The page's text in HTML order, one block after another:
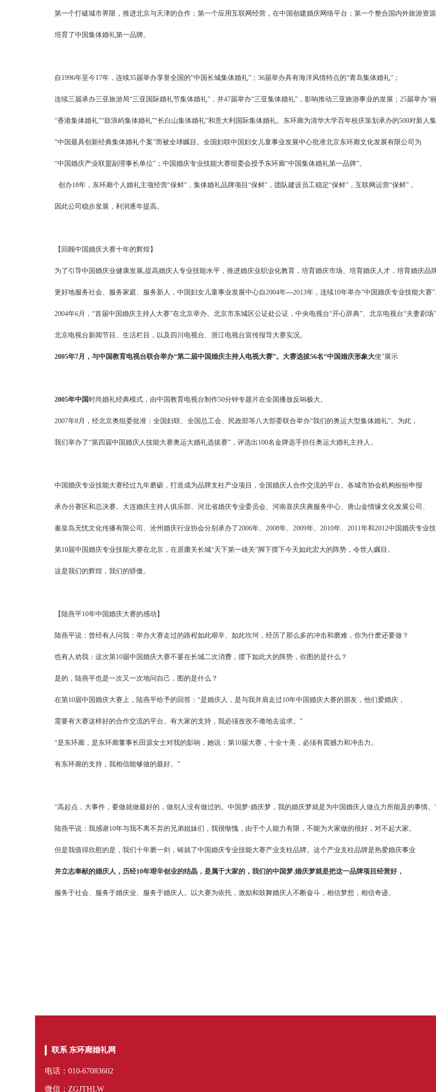
第一个打破城市界限，推进北京与天津的合作；第一个应用互联网经营，在中国创建婚庆网络平台；第一个整合国内外旅游资源
培育了中国集体婚礼第一品牌。
自 1996年至今17年，连续35届举办享誉全国的“中国长城集体婚礼”；36届举办具有海洋风情特点的“青岛集体婚礼”；
连续三届承办三亚旅游局“三亚国际婚礼节集体婚礼”，并47届举办“三亚集体婚礼”，影响推动三亚旅游事业的发展；25届举办“
“香港集体婚礼”“鼓浪屿集体婚礼”“长白山集体婚礼”和意大利国际集体婚礼。东环廊为清华大学百年校庆策划承办的500对新人
“中国最具创新经典集体婚礼个案”而被全球瞩目。全国妇联中国妇女儿童事业发展中心批准北京东环廊文化发展有限公司为
“中国婚庆产业联盟副理事长单位”；中国婚庆专业技能大赛组委会授予东环廊“中国集体婚礼第一品牌”。
创办18年，东环廊个人婚礼主项经营“保鲜”，集体婚礼品牌项目“保鲜”，团队建设员工稳定“保鲜”，互联网运营“保鲜”，
因此公司稳步发展，利润逐年提高。
【回顾中国婚庆大赛十年的辉煌】
为了引导中国婚庆业健康发展,提高婚庆人专业技能水平，推进婚庆业职业化教育，培育婚庆市场、培育婚庆人才，培育婚庆品
更好地服务社会、服务家庭、服务新人，中国妇女儿童事业发展中心自2004年—2013年，连续10年举办“中国婚庆专业技能大赛”
2004年6月，“首届中国婚庆主持人大赛”在北京举办。北京市东城区公证处公证，中央电视台“开心辞典”、北京电视台“夫妻剧场”
北京电视台新闻节目、生活栏目，以及四川电视台、浙江电视台宣传报导大赛实况。
2005年7月，与中国教育电视台联合举办“第二届中国婚庆主持人电视大赛”。大赛选拔56名“中国婚庆形象大使”展示
2005年中国 时尚婚礼经典模式，由中国教育电视台制作50分钟专题片在全国播放反响极大。
2007年8月，经北京奥组委批准：全国妇联、全国总工会、民政部等八大部委联合举办“我们的奥运大型集体婚礼”。为此，
我们举办了“第四届中国婚庆人技能大赛奥运大婚礼选拔赛”，评选出100名金牌选手担任奥运大婚礼主持人。
中国婚庆专业技能大赛经过九年磨砺，打造成为品牌支柱产业项目，全国婚庆人合作交流的平台。各城市协会机构纷纷申报
承办分赛区和总决赛。大连婚庆主持人俱乐部、河北省婚庆专业委员会、河南喜庆庆典服务中心、唐山金情缘文化发展公司、
秦皇岛无忧文化传播有限公司、沧州婚庆行业协会分别承办了2006年、2008年、2009年、2010年、2011年和2012中国婚庆专业技
第10届中国婚庆专业技能大赛在北京，在居庸关长城“天下第一雄关”脚下摆下今天如此宏大的阵势，令世人瞩目。
这是我们的辉煌，我们的骄傲。
【陆燕平10年中国婚庆大赛的感动】
陆燕平说：曾经有人问我：举办大赛走过的路程如此艰辛、如此坎坷，经历了那么多的冲击和磨难，你为什麽还要做？
也有人劝我：这次第10届中国婚庆大赛不要在长城二次消费，摆下如此大的阵势，你图的是什么？
是的，陆燕平也是一次又一次地问自己，图的是什么？
在第10届中国婚庆大赛上，陆燕平给予的回答：“是婚庆人，是与我并肩走过10年中国婚庆大赛的朋友，他们爱婚庆，
需要有大赛这样好的合作交流的平台。有大家的支持，我必须孜孜不倦地去追求。 ”
“是东环廊，是东环廊董事长田源女士对我的影响，她说：第10届大赛，十全十美，必须有震撼力和冲击力。
有东环廊的支持，我相信能够做的最好。 ”
“高起点，大事件，要做就做最好的，做别人没有做过的。中国梦·婚庆梦，我的婚庆梦就是为中国婚庆人做点力所能及的事情。
陆燕平说：我感谢10年与我不离不弃的兄弟姐妹们，我很惭愧，由于个人能力有限，不能为大家做的很好，对不起大家。
但是我值得欣慰的是，我们十年磨一剑，铸就了中国婚庆专业技能大赛产业支柱品牌。这个产业支柱品牌是热爱婚庆事业
并立志奉献的婚庆人，历经10年艰辛创业的结晶，是属于大家的，我们的中国梦.婚庆梦就是把这一品牌项目经营好，
服务于社会、服务于婚庆业、服务于婚庆人。以大赛为依托，激励和鼓舞婚庆人不断奋斗，相信梦想，相信奇迹。
联系 东环廊婚礼网
电话：010-67083602
微信：ZGJTHLW